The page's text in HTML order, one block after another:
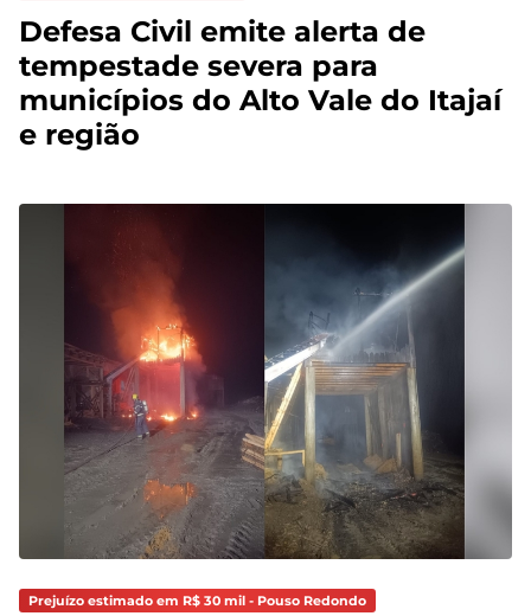
Defesa Civil emite alerta de
tempestade severa para
municípios do Alto Vale do Itajaí
e região
Prejuízo estimado em R$ 30 mil - Pouso Redondo